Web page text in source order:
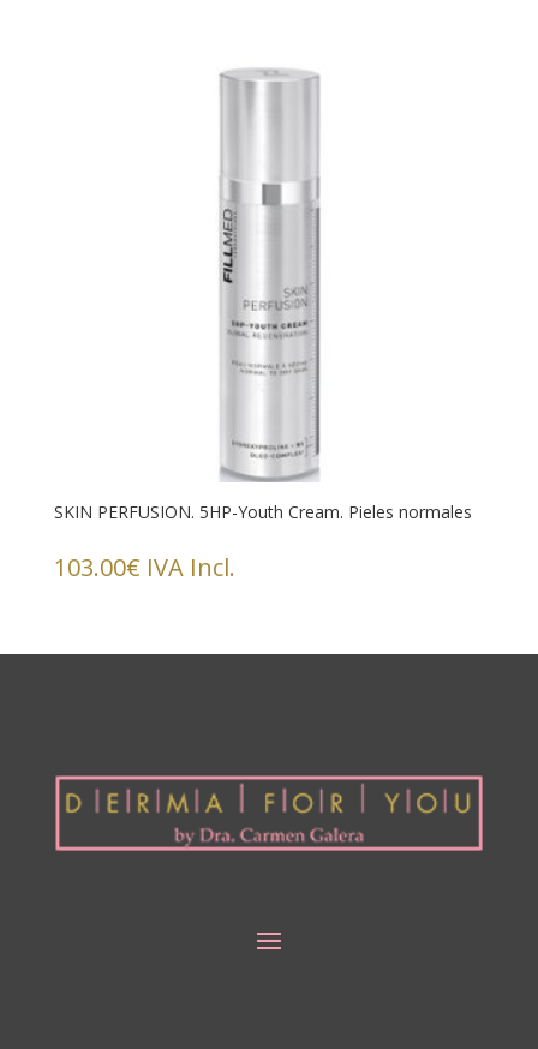
SKIN PERFUSION. 5HP-Youth Cream. Pieles normales
103.00€ IVA Incl.